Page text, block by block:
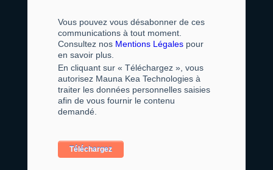
Vous pouvez vous désabonner de ces
communications à tout moment.
Consultez nos Mentions Légalespour
en savoir plus.
En cliquant sur « Téléchargez », vous
autorisez Mauna Kea Technologies à
traiter les données personnelles saisies
afin de vous fournir le contenu
demandé.